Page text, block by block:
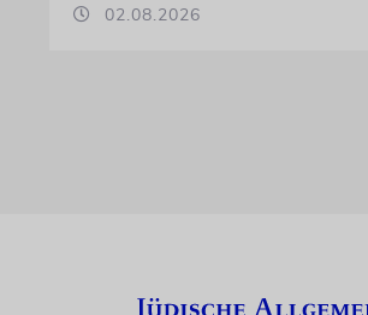
02.08.2026